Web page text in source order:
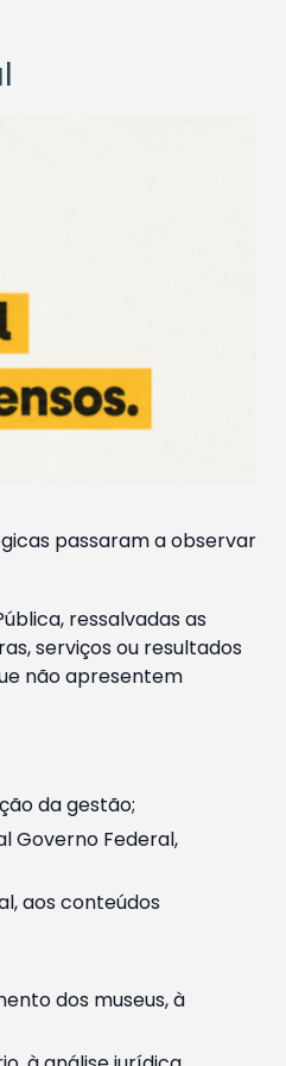
passaram a observar
ressalvadas as
serviços ou resultados
não apresentem
da gestão;
Governo Federal,
aos conteúdos
dos museus, à